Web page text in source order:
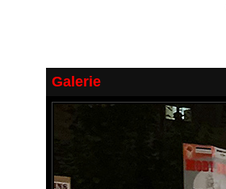
Galerie